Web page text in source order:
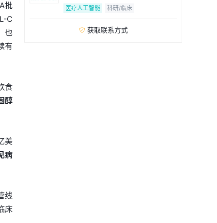
批
C
也
有
食
醇
美
病
线
床
医疗人工智能
科研/临床
 获取联系方式